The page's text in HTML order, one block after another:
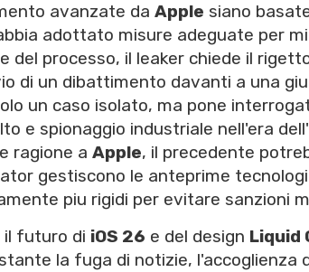
avanzate da Apple siano
adottato misure adeguate per
del processo, il leaker chiede il
di un dibattimento davanti a una
un caso isolato, ma pone
e spionaggio industriale nell'era
ragione a Apple, il precedente
gestiscono le anteprime
piu rigidi per evitare sanzioni
il futuro di iOS 26 e del design Liquid
la fuga di notizie, l'accoglienza